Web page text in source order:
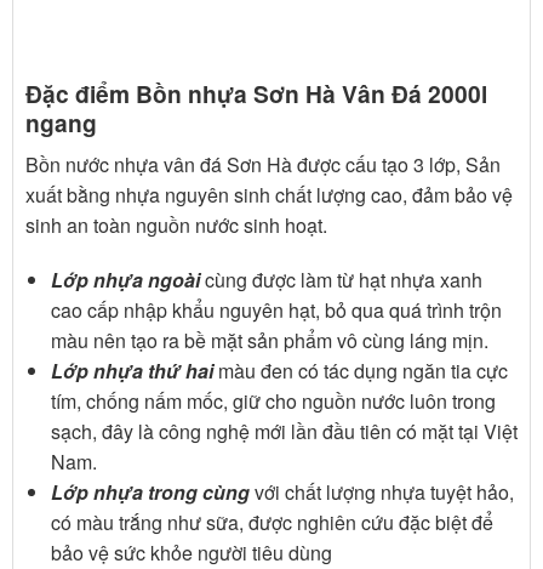
Đặc điểm Bồn nhựa Sơn Hà Vân Đá 2000l
ngang
Bồn nước nhựa vân đá Sơn Hà được cấu tạo 3 lớp, Sản
xuất bằng nhựa nguyên sinh chất lượng cao, đảm bảo vệ
sinh an toàn nguồn nước sinh hoạt.
Lớp nhựa ngoàicùng được làm từ hạt nhựa xanh
cao cấp nhập khẩu nguyên hạt, bỏ qua quá trình trộn
màu nên tạo ra bề mặt sản phẩm vô cùng láng mịn.
Lớp nhựa thứ haimàu đen có tác dụng ngăn tia cực
tím, chống nấm mốc, giữ cho nguồn nước luôn trong
sạch, đây là công nghệ mới lần đầu tiên có mặt tại Việt
Nam.
Lớp nhựa trong cùngvới chất lượng nhựa tuyệt hảo,
có màu trắng như sữa, được nghiên cứu đặc biệt để
bảo vệ sức khỏe người tiêu dùng